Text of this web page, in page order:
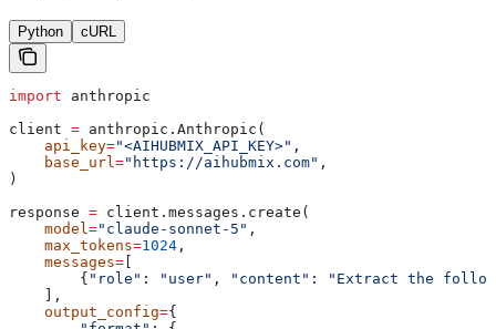
Python cURL
import anthropic
client = anthropic.Anthropic(
    api_key
="<AIHUBMIX_API_KEY>" ,
    base_url
="https://aihubmix.com" ,
)
response = client.messages.create(
    model
="claude-sonnet-5" ,
    max_tokens
=1024 ,
    messages
=
        {
"role" : "user" , "content" :
"Extract the
    ],
    output_config
={